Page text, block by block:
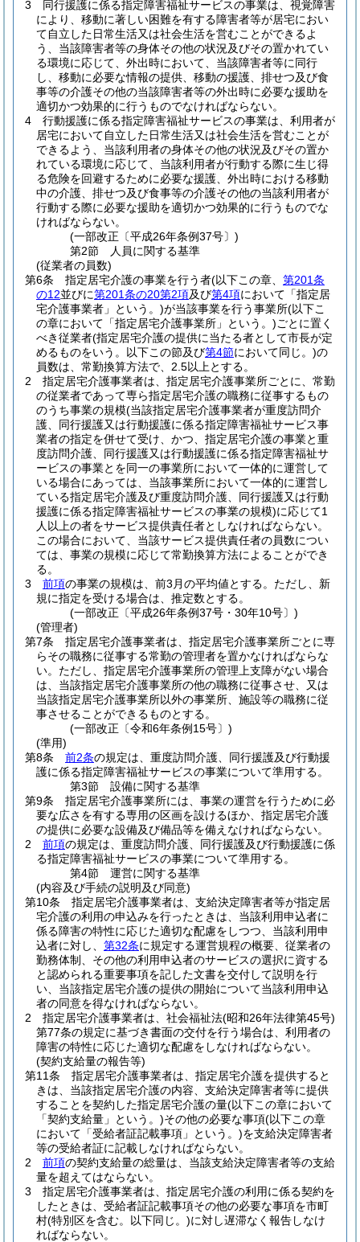
3
同行援護に係る指定障害福祉サービスの事業は、視覚障害
により、移動に著しい困難を有する障害者等が居宅におい
て自立した日常生活又は社会生活を営むことができるよ
う、当該障害者等の身体その他の状況及びその置かれてい
る環境に応じて、外出時において、当該障害者等に同行
し、移動に必要な情報の提供、移動の援護、排せつ及び食
事等の介護その他の当該障害者等の外出時に必要な援助を
適切かつ効果的に行うものでなければならない。
4
行動援護に係る指定障害福祉サービスの事業は、利用者が
居宅において自立した日常生活又は社会生活を営むことが
できるよう、当該利用者の身体その他の状況及びその置か
れている環境に応じて、当該利用者が行動する際に生じ得
る危険を回避するために必要な援護、外出時における移動
中の介護、排せつ及び食事等の介護その他の当該利用者が
行動する際に必要な援助を適切かつ効果的に行うものでな
ければならない。
(一部改正〔平成26年条例37号〕)
第2節
人員に関する基準
(従業者の員数)
第6条
指定居宅介護の事業を行う者(以下この章、 第201条
の12並びに第201条の20第2項及び第4項において「指定居
宅介護事業者」という。)が当該事業を行う事業所(以下こ
の章において「指定居宅介護事業所」という。)ごとに置く
べき従業者(指定居宅介護の提供に当たる者として市長が定
めるものをいう。以下この節及び第4節において同じ。)の
員数は、常勤換算方法で、2.5以上とする。
2
指定居宅介護事業者は、指定居宅介護事業所ごとに、常勤
の従業者であって専ら指定居宅介護の職務に従事するもの
のうち事業の規模(当該指定居宅介護事業者が重度訪問介
護、同行援護又は行動援護に係る指定障害福祉サービス事
業者の指定を併せて受け、かつ、指定居宅介護の事業と重
度訪問介護、同行援護又は行動援護に係る指定障害福祉サ
ービスの事業とを同一の事業所において一体的に運営して
いる場合にあっては、当該事業所において一体的に運営し
ている指定居宅介護及び重度訪問介護、同行援護又は行動
援護に係る指定障害福祉サービスの事業の規模)に応じて1
人以上の者をサービス提供責任者としなければならない。
この場合において、当該サービス提供責任者の員数につい
ては、事業の規模に応じて常勤換算方法によることができ
る。
3
前項の事業の規模は、前3月の平均値とする。 ただし、新
規に指定を受ける場合は、推定数とする。
(一部改正〔平成26年条例37号・30年10号〕)
(管理者)
第7条
指定居宅介護事業者は、指定居宅介護事業所ごとに専
らその職務に従事する常勤の管理者を置かなければならな
い。 ただし、指定居宅介護事業所の管理上支障がない場合
は、当該指定居宅介護事業所の他の職務に従事させ、又は
当該指定居宅介護事業所以外の事業所、施設等の職務に従
事させることができるものとする。
(一部改正〔令和6年条例15号〕)
(準用)
第8条
前2条の規定は、重度訪問介護、同行援護及び行動援
護に係る指定障害福祉サービスの事業について準用する。
第3節
設備に関する基準
第9条
指定居宅介護事業所には、事業の運営を行うために必
要な広さを有する専用の区画を設けるほか、指定居宅介護
の提供に必要な設備及び備品等を備えなければならない。
2
前項の規定は、重度訪問介護、同行援護及び行動援護に係
る指定障害福祉サービスの事業について準用する。
第4節
運営に関する基準
(内容及び手続の説明及び同意)
第10条
指定居宅介護事業者は、支給決定障害者等が指定居
宅介護の利用の申込みを行ったときは、当該利用申込者に
係る障害の特性に応じた適切な配慮をしつつ、当該利用申
込者に対し、 第32条に規定する運営規程の概要、従業者の
勤務体制、その他の利用申込者のサービスの選択に資する
と認められる重要事項を記した文書を交付して説明を行
い、当該指定居宅介護の提供の開始について当該利用申込
者の同意を得なければならない。
2
指定居宅介護事業者は、社会福祉法(昭和26年法律第45号)
第77条の規定に基づき書面の交付を行う場合は、利用者の
障害の特性に応じた適切な配慮をしなければならない。
(契約支給量の報告等)
第11条
指定居宅介護事業者は、指定居宅介護を提供すると
きは、当該指定居宅介護の内容、支給決定障害者等に提供
することを契約した指定居宅介護の量(以下この章において
「契約支給量」という。)その他の必要な事項(以下この章
において「受給者証記載事項」という。)を支給決定障害者
等の受給者証に記載しなければならない。
2
前項の契約支給量の総量は、当該支給決定障害者等の支給
量を超えてはならない。
3
指定居宅介護事業者は、指定居宅介護の利用に係る契約を
したときは、受給者証記載事項その他の必要な事項を市町
村(特別区を含む。以下同じ。)に対し遅滞なく報告しなけ
ればならない。